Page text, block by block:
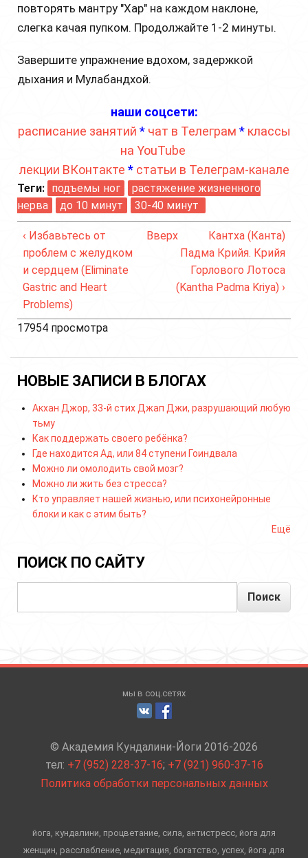
повторять мантру "Хар" на каждом наклоне,
слегка качая пупком. Продолжайте 1-2 минуты.
Завершите упражнение вдохом, задержкой
дыхания и Мулабандхой.
наши соцсети:
расписание занятий * чат в Телеграм * классы
на YouTube
лекции ВКонтакте * статьи в Телеграм-канале
Теги: подъемы ног
растяжение жизненного
нерва
до 10 минут 30-40 минут
‹ Избавьтесь от
проблем с желудком
и сердцем (Eliminate
Gastric and Heart
Problems)
Вверх
Кантха (Канта)
Падма Крийя. Крийя
Горлового Лотоса
(Kantha Padma Kriya) ›
17954 просмотра
НОВЫЕ ЗАПИСИ В БЛОГАХ
Акхан Джор, 33-й стих Джап Джи, разрушающий любую
тьму
Как поддержать своего ребёнка?
Где находится Ад, или 84 ступени Гоиндвала
Можно ли омолодить свой мозг?
Можно ли жить без стресса?
Кто управляет нашей жизнью, или психонейронные
блоки и как с этим быть?
Ещё
ПОИСК ПО САЙТУ
мы в соц.сетях
© Академия Кундалини-Йоги 2016-2026
тел: +7 (952) 228-37-16; +7 (921) 960-37-16
Политика обработки персональных данных
йога, кундалини, процветание, сила, антистресс, йога для
женщин, расслабление, медитация, богатство, успех, йога для